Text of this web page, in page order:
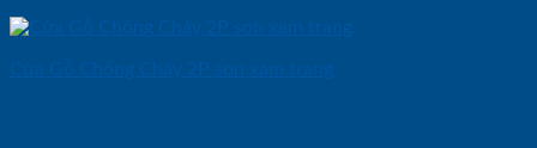
Cửa Gỗ Chống Cháy 2P son xam trang